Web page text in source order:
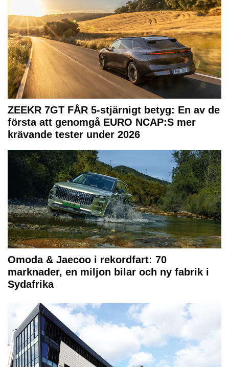
ZEEKR 7GT FÅR 5-stjärnigt betyg: En av de
första att genomgå EURO NCAP:S mer
krävande tester under 2026
Omoda & Jaecoo i rekordfart: 70
marknader, en miljon bilar och ny fabrik i
Sydafrika